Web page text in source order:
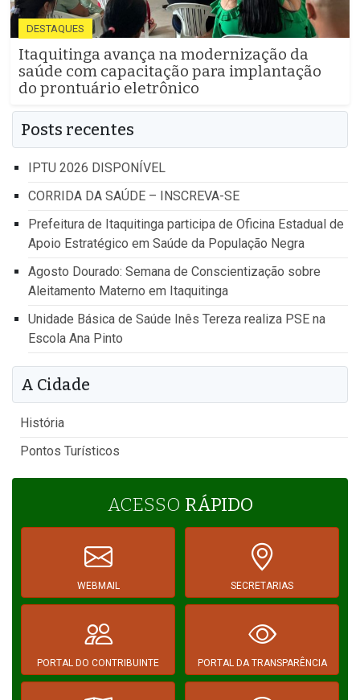
DESTAQUES
Itaquitinga avança na modernização da
saúde com capacitação para implantação
do prontuário eletrônico
Posts recentes
IPTU 2026 DISPONÍVEL
CORRIDA DA SAÚDE – INSCREVA-SE
Prefeitura de Itaquitinga participa de Oficina Estadual de
Apoio Estratégico em Saúde da População Negra
Agosto Dourado: Semana de Conscientização sobre
Aleitamento Materno em Itaquitinga
Unidade Básica de Saúde Inês Tereza realiza PSE na
Escola Ana Pinto
A Cidade
História
Pontos Turísticos
ACESSO RÁPIDO
WEBMAIL SECRETARIAS
PORTAL DO CONTRIBUINTE PORTAL DA TRANSPARÊNCIA